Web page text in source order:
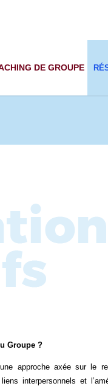
DE GROUPE
Groupe ?
approche axée sur le
interpersonnels et